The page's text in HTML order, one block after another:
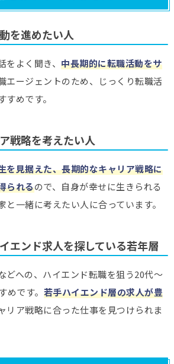
を進めたい人
よく聞き、 中長期的に転職活動をサ
エージェントのため、じっくり転職活
めです。
戦略を考えたい人
を見据えた、長期的なキャリア戦略に
られるので、自身が幸せに生きられる
と一緒に考えたい人に合っています。
エンド求人を探している若年層
どへの、ハイエンド転職を狙う20代～
めです。 若手ハイエンド層の求人が豊
リア戦略に合った仕事を見つけられま